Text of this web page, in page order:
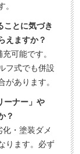
。
ことに気づき
えますか？
可能です。
フ式でも併設
あります。
ーナー」や
？
・塗装ダメ
ります。必ず